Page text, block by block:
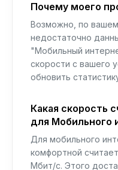
Почему моего
Возможно, по
недостаточно
"Мобильный
скорости с вашего
обновить
Какая скорость
для Мобильного
Для мобильного
комфортной
Мбит/с. Этого